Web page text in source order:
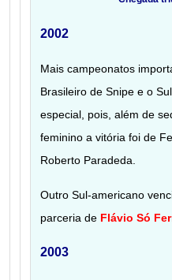
2002
Mais campeonatos
Brasileiro de Snipe e o
especial, pois, além de
feminino a vitória foi de
Roberto Paradeda.
Outro Sul-americano
parceria de Flávio Só
2003